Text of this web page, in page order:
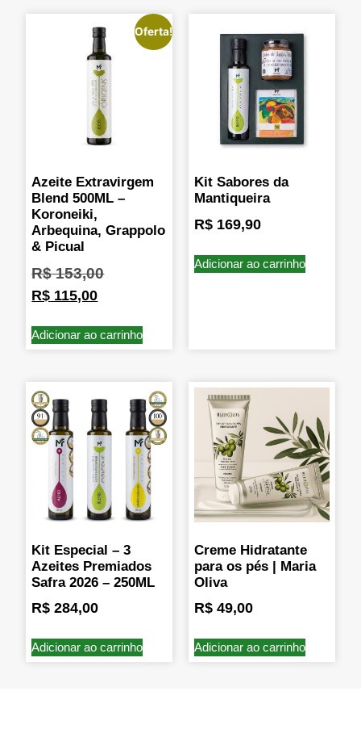
Oferta!
Azeite Extravirgem
Blend 500ML –
Koroneiki,
Arbequina, Grappolo
& Picual
R$153,00
R$ 115,00
Adicionar ao carrinho
Kit Sabores da
Mantiqueira
R$ 169,90
Adicionar ao carrinho
Kit Especial – 3
Azeites Premiados
Safra 2026 – 250ML
R$ 284,00
Adicionar ao carrinho
Creme Hidratante
para os pés | Maria
Oliva
R$ 49,00
Adicionar ao carrinho